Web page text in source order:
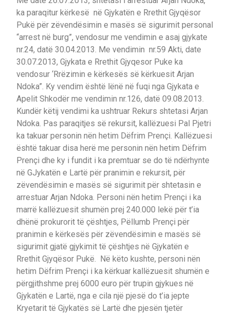
ka paraqitur kërkesë në Gjykatën e Rrethit Gjyqësor
Pukë për zëvendësimin e masës së sigurimit personal
“arrest në burg”, vendosur me vendimin e asaj gjykate
nr.24, datë 30.04.2013. Me vendimin nr.59 Akti, date
30.07.2013, Gjykata e Rrethit Gjyqesor Puke ka
vendosur ‘Rrëzimin e kërkesës së kërkuesit Arjan
Ndoka”. Ky vendim është lënë në fuqi nga Gjykata e
Apelit Shkodër me vendimin nr.126, datë 09.08.2013.
Kundër këtij vendimi ka ushtruar Rekurs shtetasi Arjan
Ndoka. Pas paraqitjes së rekursit, kallëzuesi Pal Pjetri
ka takuar personin nën hetim Dëfrim Prençi. Kallëzuesi
është takuar disa herë me personin nën hetim Dëfrim
Prençi dhe ky i fundit i ka premtuar se do të ndërhynte
në GJykatën e Lartë për pranimin e rekursit, për
zëvendësimin e masës së sigurimit për shtetasin e
arrestuar Arjan Ndoka. Personi nën hetim Prençi i ka
marrë kallëzuesit shumën prej 240.000 lekë për t’ia
dhënë prokurorit të çështjes, Pëllumb Prençi për
pranimin e kërkesës për zëvendësimin e masës së
sigurimit gjatë gjykimit të çështjes në Gjykatën e
Rrethit Gjyqësor Pukë. Në këto kushte, personi nën
hetim Dëfrim Prençi i ka kërkuar kallëzuesit shumën e
përgjithshme prej 6000 euro për trupin gjykues në
Gjykatën e Lartë, nga e cila një pjesë do t’ia jepte
Kryetarit të Gjykatës së Lartë dhe pjesën tjetër